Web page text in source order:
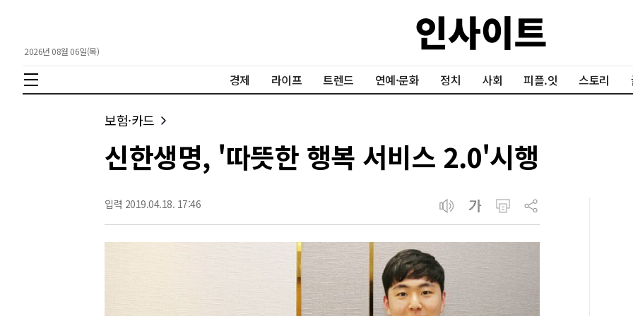
2026년 08월 06일(목)
경제 라이프 트렌드 연예·문화 정치 사회 피플.잇 스토리
보험·카드
신한생명, '따뜻한 행복 서비스 2.0'시행
입력 2019.04.18. 17:46